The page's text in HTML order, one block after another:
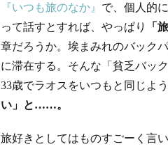
『いつも旅のなか』 で、個人的
って話すとすれば、やっぱり
「
章だろうか。埃まみれのバック
に滞在する。そんな「貧乏バッ
33歳でラオスをいつもと同じよ
い」と……。
旅好きとしてはものすごーく言